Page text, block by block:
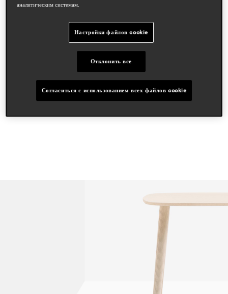
cazzaniga mandelli pagliarulo
hospitality
workspace & corporate
статьи в прессе
proyecto contract
may 2023, spain
аналитическим системам.
Настройки файлов cookie
Отклонить все
Согласиться с использованием всех файлов cookie